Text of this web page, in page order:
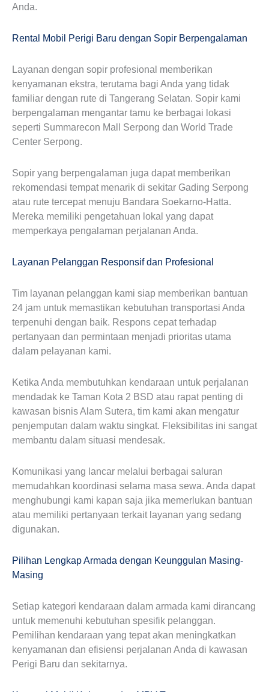
Anda.
Rental Mobil Perigi Baru dengan Sopir Berpengalaman
Layanan dengan sopir profesional memberikan
kenyamanan ekstra, terutama bagi Anda yang tidak
familiar dengan rute di Tangerang Selatan. Sopir kami
berpengalaman mengantar tamu ke berbagai lokasi
seperti Summarecon Mall Serpong dan World Trade
Center Serpong.
Sopir yang berpengalaman juga dapat memberikan
rekomendasi tempat menarik di sekitar Gading Serpong
atau rute tercepat menuju Bandara Soekarno-Hatta.
Mereka memiliki pengetahuan lokal yang dapat
memperkaya pengalaman perjalanan Anda.
Layanan Pelanggan Responsif dan Profesional
Tim layanan pelanggan kami siap memberikan bantuan
24 jam untuk memastikan kebutuhan transportasi Anda
terpenuhi dengan baik. Respons cepat terhadap
pertanyaan dan permintaan menjadi prioritas utama
dalam pelayanan kami.
Ketika Anda membutuhkan kendaraan untuk perjalanan
mendadak ke Taman Kota 2 BSD atau rapat penting di
kawasan bisnis Alam Sutera, tim kami akan mengatur
penjemputan dalam waktu singkat. Fleksibilitas ini sangat
membantu dalam situasi mendesak.
Komunikasi yang lancar melalui berbagai saluran
memudahkan koordinasi selama masa sewa. Anda dapat
menghubungi kami kapan saja jika memerlukan bantuan
atau memiliki pertanyaan terkait layanan yang sedang
digunakan.
Pilihan Lengkap Armada dengan Keunggulan Masing-
Masing
Setiap kategori kendaraan dalam armada kami dirancang
untuk memenuhi kebutuhan spesifik pelanggan.
Pemilihan kendaraan yang tepat akan meningkatkan
kenyamanan dan efisiensi perjalanan Anda di kawasan
Perigi Baru dan sekitarnya.